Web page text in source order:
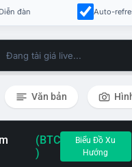
Diễn đàn Auto-
Đang tải giá live...
Văn bản
(BTC
)
Biểu Đồ Xu
Hướng